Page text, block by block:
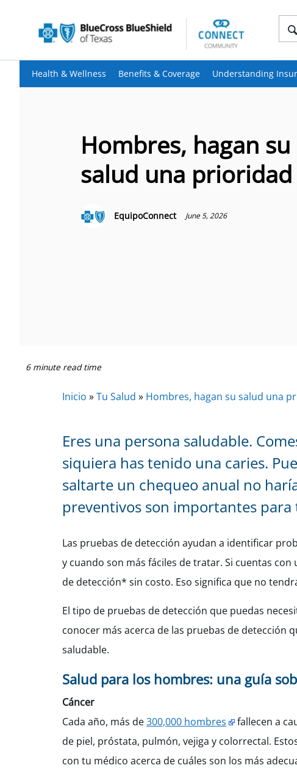
Health & Wellness Benefits & Coverage Understanding
Hombres, hagan su
salud una prioridad
EquipoConnect June 5, 2026
6 minute read time
Inicio »Tu Salud » Hombres, hagan su salud una
Eres una persona saludable.
siquiera has tenido una caries.
saltarte un chequeo anual no
preventivos son importantes para
Las pruebas de detección ayudan a identificar
y cuando son más fáciles de tratar. Si cuentas
de detección* sin costo. Eso significa que no
El tipo de pruebas de detección que puedas
conocer más acerca de las pruebas de detección
saludable.
Salud para los hombres: una guía
Cáncer
Cada año, más de300,000 hombres
fallecen a
de piel, próstata, pulmón, vejiga y colorrectal.
con tu médico acerca de cuáles son los más